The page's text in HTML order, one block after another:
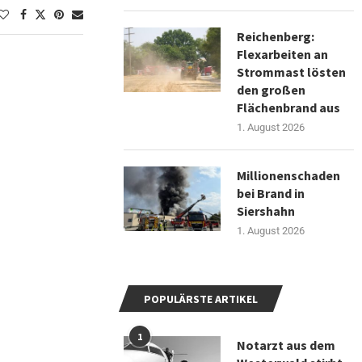
Reichenberg:
Flexarbeiten an
Strommast lösten
den großen
Flächenbrand aus
1. August 2026
Millionenschaden
bei Brand in
Siershahn
1. August 2026
POPULÄRSTE ARTIKEL
1
Notarzt aus dem